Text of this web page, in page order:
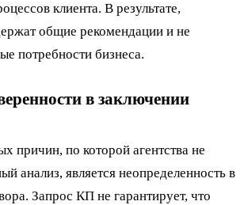
клиента. В результате,
общие рекомендации и не
потребности бизнеса.
в заключении
причин, по которой агентства не
анализ, является неопределенность в
Запрос КП не гарантирует, что